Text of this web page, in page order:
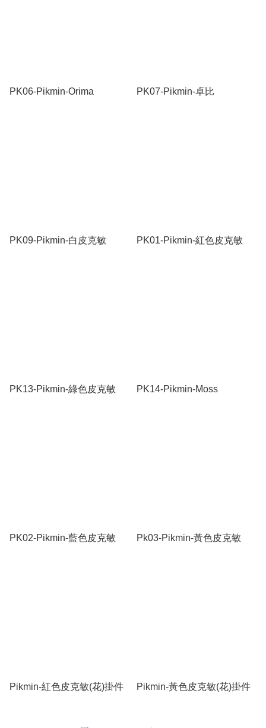
PK06-Pikmin-Orima PK07-Pikmin-卓比
PK09-Pikmin-白皮克敏 PK01-Pikmin-紅色皮克敏
PK13-Pikmin-綠色皮克敏 PK14-Pikmin-Moss
PK02-Pikmin-藍色皮克敏 Pk03-Pikmin-黃色皮克敏
Pikmin-紅色皮克敏(花)掛件 Pikmin-黃色皮克敏(花)掛件